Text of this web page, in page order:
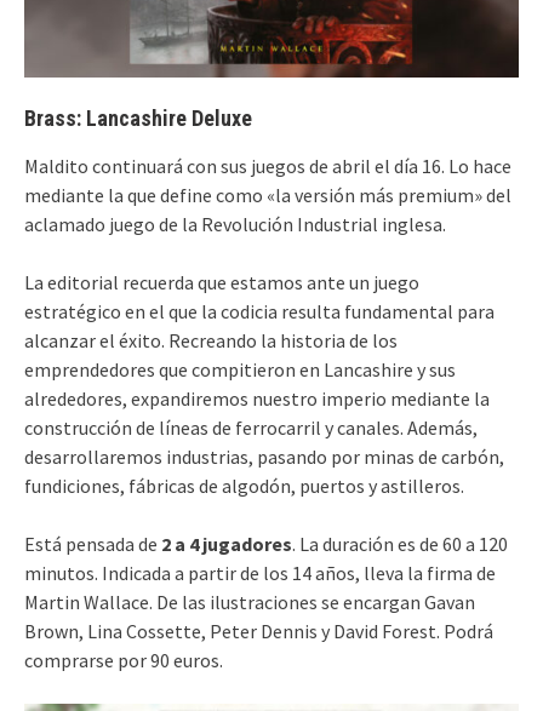
Brass: Lancashire Deluxe
Maldito continuará con sus juegos de abril el día 16. Lo hace
mediante la que define como «la versión más premium» del
aclamado juego de la Revolución Industrial inglesa.
La editorial recuerda que estamos ante un juego
estratégico en el que la codicia resulta fundamental para
alcanzar el éxito. Recreando la historia de los
emprendedores que compitieron en Lancashire y sus
alrededores, expandiremos nuestro imperio mediante la
construcción de líneas de ferrocarril y canales. Además,
desarrollaremos industrias, pasando por minas de carbón,
fundiciones, fábricas de algodón, puertos y astilleros.
Está pensada de 2 a 4 jugadores. La duración es de 60 a 120
minutos. Indicada a partir de los 14 años, lleva la firma de
Martin Wallace. De las ilustraciones se encargan Gavan
Brown, Lina Cossette, Peter Dennis y David Forest. Podrá
comprarse por 90 euros.